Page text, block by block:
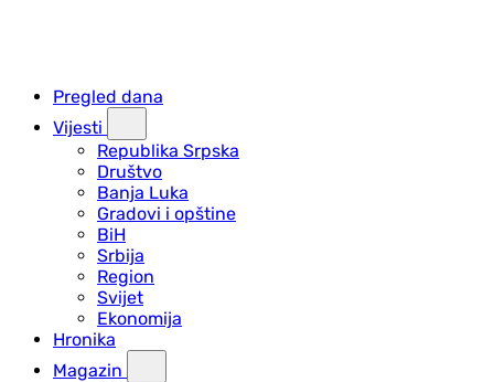
Pregled dana
Vijesti
Republika Srpska
Društvo
Banja Luka
Gradovi i opštine
BiH
Srbija
Region
Svijet
Ekonomija
Hronika
Magazin